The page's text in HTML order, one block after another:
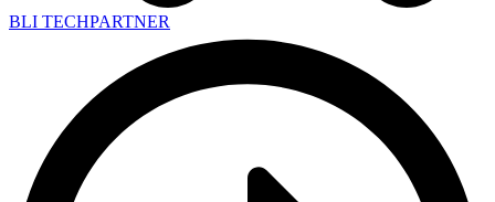
BLI TECHPARTNER